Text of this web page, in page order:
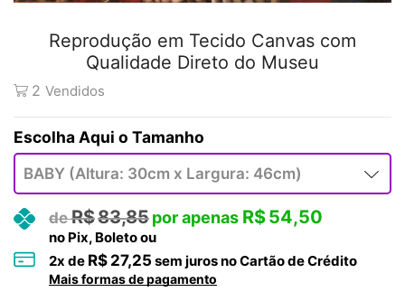
Reprodução em Tecido Canvas com
Qualidade Direto do Museu
2 Vendidos
Tamanho
R$83,85 R$54,50
no Pix, Boleto ou
2x de R$ 27,25 sem juros no Cartão de Crédito
Mais formas de pagamento